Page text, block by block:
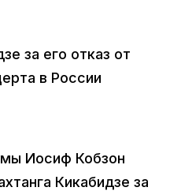
за его отказ от
в России
Иосиф Кобзон
Кикабидзе за